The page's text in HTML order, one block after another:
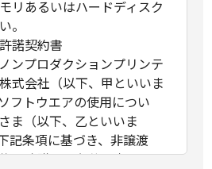
リあるいはハードディスク
。
諾契約書
ンプロダクションプリンテ
式会社（以下、甲といいま
フトウエアの使用につい
ま（以下、乙といいま
記条項に基づき、非譲渡
を許諾する条件を定めたも